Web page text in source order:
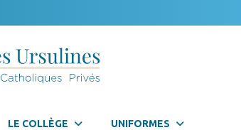
LE COLLÈGE UNIFORMES